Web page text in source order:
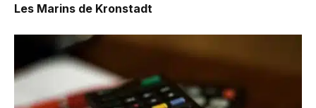
Les Marins de Kronstadt